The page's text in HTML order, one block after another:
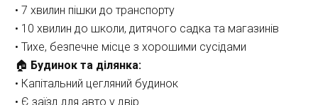
• 7 хвилин пішки до транспорту
• 10 хвилин до школи, дитячого садка та магазинів
• Тихе, безпечне місце з хорошими сусідами
🏠 Будинок та ділянка:
• Капітальний цегляний будинок
• Є заїзд для авто у двір